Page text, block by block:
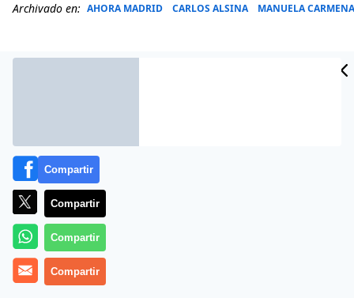
Archivado en: AHORA MADRID CARLOS ALSINA MANUELA CARMENA
Más información
Compartir
Compartir
Compartir
Compartir